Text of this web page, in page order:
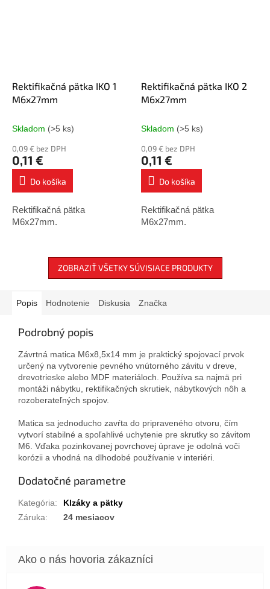
Rektifikačná pätka IKO 1
M6x27mm
Skladom (>5 ks)
0,09 € bez DPH
0,11 €
Do košíka
Rektifikačná pätka
M6x27mm.
Rektifikačná pätka IKO 2
M6x27mm
Skladom (>5 ks)
0,09 € bez DPH
0,11 €
Do košíka
Rektifikačná pätka
M6x27mm.
ZOBRAZIŤ VŠETKY SÚVISIACE PRODUKTY
Popis Hodnotenie Diskusia Značka
Podrobný popis
Závrtná matica M6x8,5x14 mm je praktický spojovací prvok
určený na vytvorenie pevného vnútorného závitu v dreve,
drevotrieske alebo MDF materiáloch. Používa sa najmä pri
montáži nábytku, rektifikačných skrutiek, nábytkových nôh a
rozoberateľných spojov.
Matica sa jednoducho zavŕta do pripraveného otvoru, čím
vytvorí stabilné a spoľahlivé uchytenie pre skrutky so závitom
M6. Vďaka pozinkovanej povrchovej úprave je odolná voči
korózii a vhodná na dlhodobé používanie v interiéri.
Dodatočné parametre
Kategória:
Klzáky a pätky
Záruka: 24 mesiacov